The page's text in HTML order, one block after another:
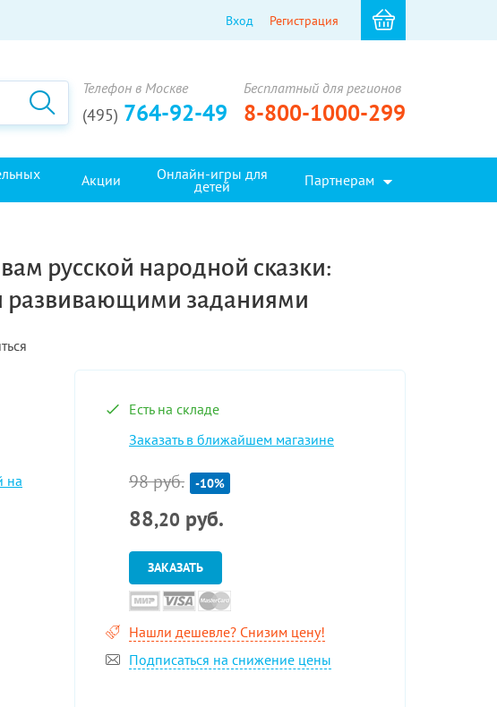
Вход Регистрация
Телефон в Москве
(495) 764-92-49
Бесплатный для регионов
8-800-1000-299
Акции Онлайн-игры для
детей Партнерам
русской народной сказки:
развивающими заданиями
Есть на складе
Заказать в ближайшем магазине
98 руб. -10%
88,20 руб.
ЗАКАЗАТЬ
Нашли дешевле? Снизим цену!
Подписаться на снижение цены
на